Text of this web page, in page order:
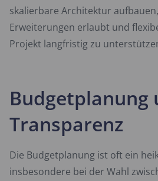
skalierbare Architektur
Erweiterungen erlaubt und
Projekt langfristig zu
Budgetplanung
Transparenz
Die Budgetplanung ist oft ein
insbesondere bei der Wahl